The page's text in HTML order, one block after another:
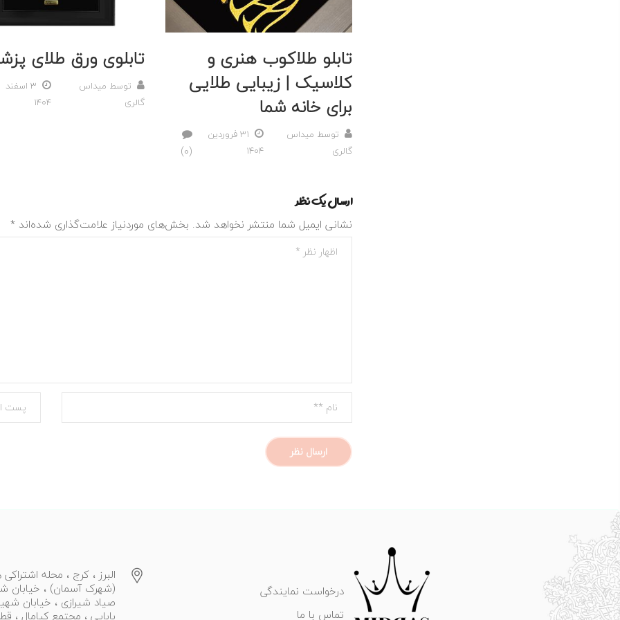
تابلو طلاکوب هنری و
کلاسیک | زیبایی طلایی
برای خانه شما
توسط میداس
گالری
31 فروردین
1404
(0)
تابلوی ورق طلای
توسط میداس
گالری
3 اسفند
1404
ارسال یک نظر
نشانی ایمیل شما منتشر نخواهد شد. بخش‌های موردنیاز علامت‌گذاری شده‌اند *
درخواست نمایندگی
تماس با ما
البرز ، کرج ، محله اشتراکی
(شهرک آسمان) ، خیابان
صیاد شیرازی ، خیابان
بابایی ، مجتمع کیامال ،